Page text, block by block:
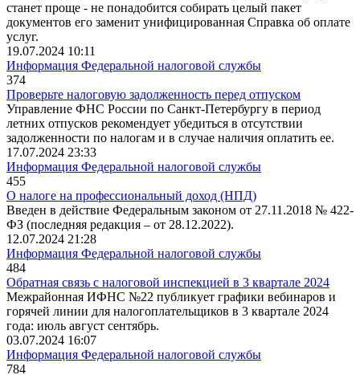
станет проще - не понадобится собирать целый пакет
документов его заменит унифицированная Справка об оплате
услуг.
19.07.2024 10:11
Информация Федеральной налоговой службы
374
Проверьте налоговую задолженность перед отпуском
Управление ФНС России по Санкт-Петербургу в период
летних отпусков рекомендует убедиться в отсутствии
задолженности по налогам и в случае наличия оплатить ее.
17.07.2024 23:33
Информация Федеральной налоговой службы
455
О налоге на профессиональный доход (НПД)
Введен в действие Федеральным законом от 27.11.2018 № 422-
ФЗ (последняя редакция – от 28.12.2022).
12.07.2024 21:28
Информация Федеральной налоговой службы
484
Обратная связь с налоговой инспекцией в 3 квартале 2024
Межрайонная ИФНС №22 публикует графики вебинаров и
горячей линии для налогоплательщиков в 3 квартале 2024
года: июль август сентябрь.
03.07.2024 16:07
Информация Федеральной налоговой службы
784